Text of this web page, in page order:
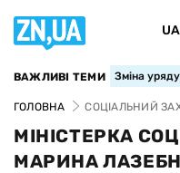
UA
ВАЖЛИВІ ТЕМИ Зміна
ГОЛОВНА СОЦІАЛЬНИЙ
МІНІСТЕРКА
МАРИНА